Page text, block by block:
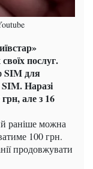
послуг.
SIM для
Наразі
але з 16
раніше можна
100 грн.
продовжувати